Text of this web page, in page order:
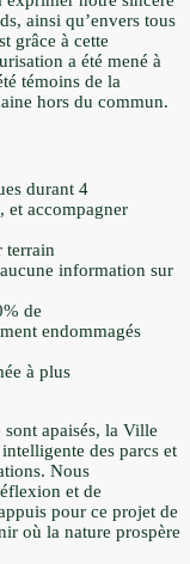
ainsi qu’envers tous
grâce à cette
a été mené à
témoins de la
hors du commun.
durant 4
et accompagner
terrain
information sur
de
endommagés
à plus
apaisés, la Ville
des parcs et
Nous
et de
pour ce projet de
où la nature prospère